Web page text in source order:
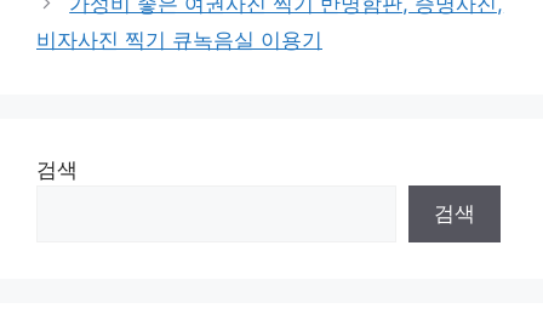
비자사진 찍기 큐녹음실 이용기
검색
검색